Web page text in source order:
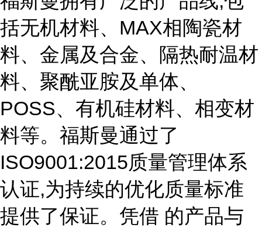
括无机材料、MAX相陶瓷材
料、金属及合金、隔热耐温材
料、聚酰亚胺及单体、
POSS、有机硅材料、相变材
料等。福斯曼通过了
ISO9001:2015质量管理体系
认证,为持续的优化质量标准
提供了保证。凭借 的产品与